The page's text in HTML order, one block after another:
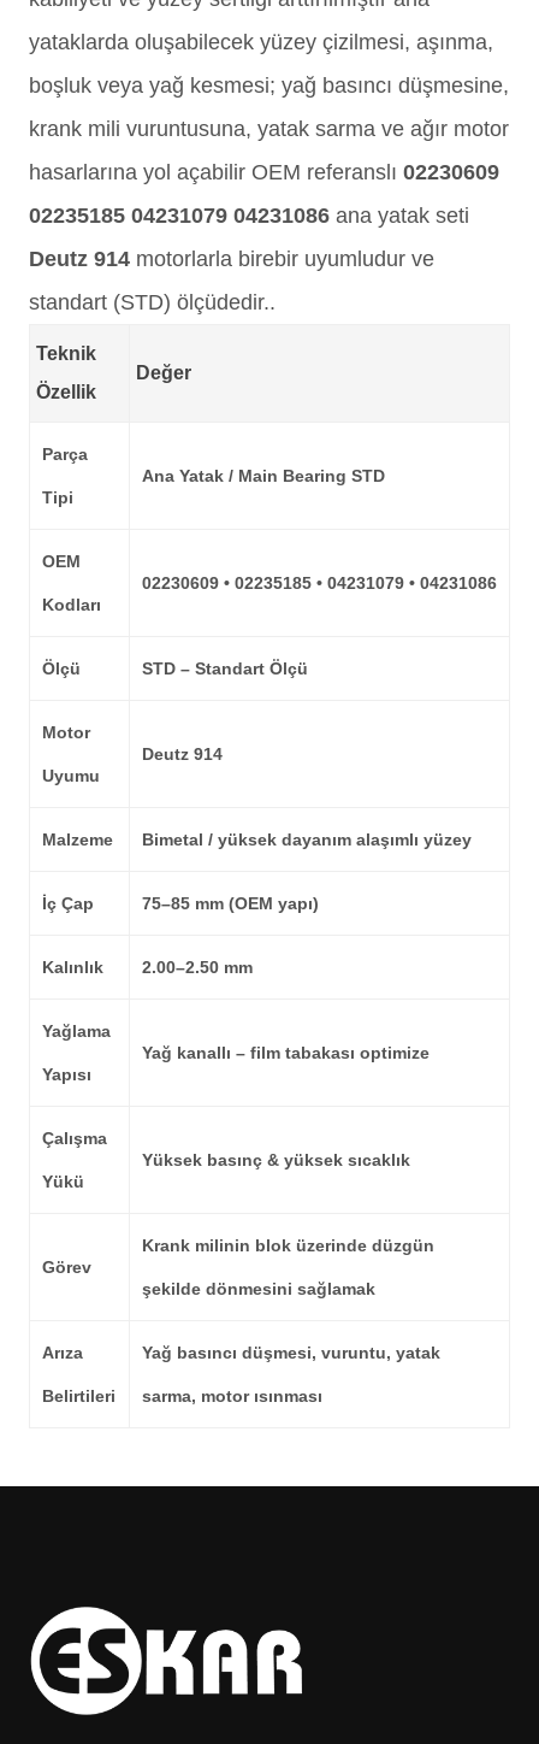
yataklarda oluşabilecek yüzey çizilmesi, aşınma,
boşluk veya yağ kesmesi; yağ basıncı düşmesine,
krank mili vuruntusuna, yatak sarma ve ağır motor
hasarlarına yol açabilir OEM referanslı 02230609
02235185 04231079 04231086 ana yatak seti
Deutz 914 motorlarla birebir uyumludur ve
standart (STD) ölçüdedir..
Teknik
Özellik
Değer
Parça
Tipi
Ana Yatak / Main Bearing STD
OEM
Kodları
02230609 • 02235185 • 04231079 • 04231086
Ölçü STD – Standart Ölçü
Motor
Uyumu
Deutz 914
Malzeme Bimetal / yüksek dayanım alaşımlı yüzey
İç Çap 75–85 mm (OEM yapı)
Kalınlık 2.00–2.50 mm
Yağlama
Yapısı
Yağ kanallı – film tabakası optimize
Çalışma
Yükü
Yüksek basınç & yüksek sıcaklık
Görev
Krank milinin blok üzerinde düzgün
şekilde dönmesini sağlamak
Arıza
Belirtileri
Yağ basıncı düşmesi, vuruntu, yatak
sarma, motor ısınması